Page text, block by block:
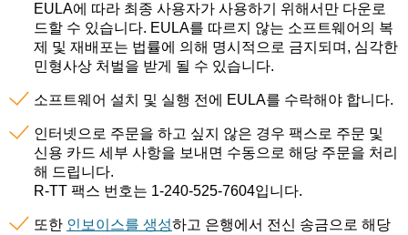
EULA에 따라 최종 사용자가 사용하기 위해서만 다운로
드할 수 있습니다. EULA를 따르지 않는 소프트웨어의 복
제 및 재배포는 법률에 의해 명시적으로 금지되며, 심각한
민형사상 처벌을 받게 될 수 있습니다.
소프트웨어 설치 및 실행 전에 EULA를 수락해야 합니다.
인터넷으로 주문을 하고 싶지 않은 경우 팩스로 주문 및
신용 카드 세부 사항을 보내면 수동으로 해당 주문을 처리
해 드립니다.
R-TT 팩스 번호는 1-240-525-7604입니다.
또한 인보이스를 생성하고 은행에서 전신 송금으로 해당